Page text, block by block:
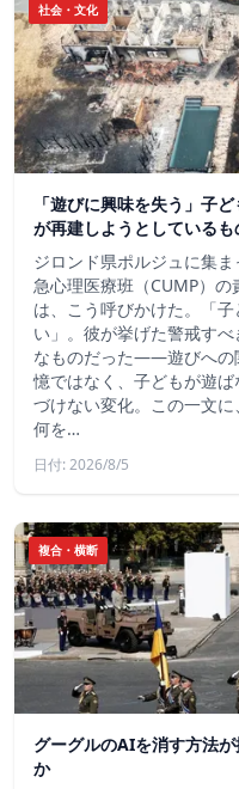
社会・文化
「遊びに興味を失う」子
が再建しようとしているも
ジロンド県ポルジュに集
急心理医療班（CUMP）
は、こう呼びかけた。「
い」。彼が挙げた警戒す
なものだった――遊びへの
憶ではなく、子どもが遊
づけない変化。この一文
何を…
日付: 2026/8/5
複合・横断
グーグルのAIを消す方法
か